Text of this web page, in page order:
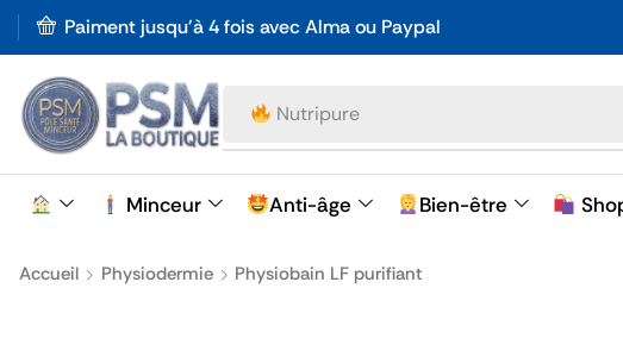
Paiment jusqu'à 4 fois avec Alma ou Paypal
Nutripure
Minceur Anti-âge Bien-être
Accueil Physiodermie Physiobain LF purifiant